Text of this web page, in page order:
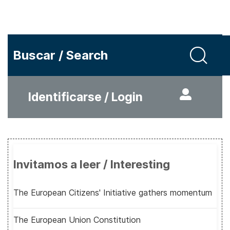
Buscar / Search
Identificarse / Login
Invitamos a leer / Interesting
The European Citizens' Initiative gathers momentum
The European Union Constitution